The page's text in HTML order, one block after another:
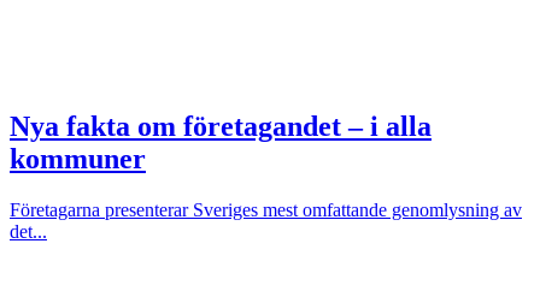
Nya fakta om företagandet – i alla
kommuner
Företagarna presenterar Sveriges mest omfattande genomlysning av
det...